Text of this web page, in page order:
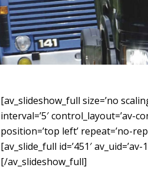
[av_slideshow_full size=’no
interval=’5′ control_layout=’av-
position=’top left’ repeat=’no-
[av_slide_full id=’451′
[/av_slideshow_full]